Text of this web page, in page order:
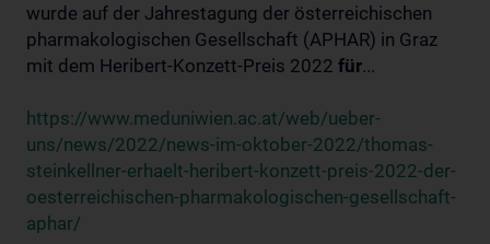
wurde auf der Jahrestagung der österreichischen
pharmakologischen Gesellschaft (APHAR) in Graz
mit dem Heribert-Konzett-Preis 2022 für...
https://www.meduniwien.ac.at/web/ueber-
uns/news/2022/news-im-oktober-2022/thomas-
steinkellner-erhaelt-heribert-konzett-preis-2022-der-
oesterreichischen-pharmakologischen-gesellschaft-
aphar/